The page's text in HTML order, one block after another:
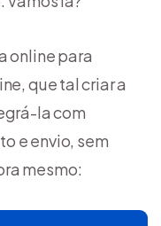
online para
que tal criar a
la com
e envio, sem
mesmo: